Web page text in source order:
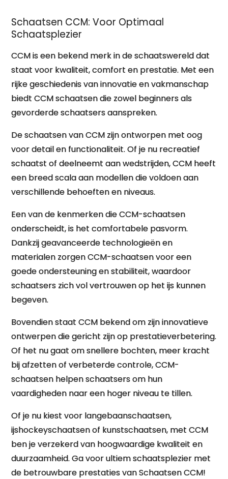
Schaatsen CCM: Voor Optimaal
Schaatsplezier
CCM is een bekend merk in de schaatswereld dat
staat voor kwaliteit, comfort en prestatie. Met een
rijke geschiedenis van innovatie en vakmanschap
biedt CCM schaatsen die zowel beginners als
gevorderde schaatsers aanspreken.
De schaatsen van CCM zijn ontworpen met oog
voor detail en functionaliteit. Of je nu recreatief
schaatst of deelneemt aan wedstrijden, CCM heeft
een breed scala aan modellen die voldoen aan
verschillende behoeften en niveaus.
Een van de kenmerken die CCM-schaatsen
onderscheidt, is het comfortabele pasvorm.
Dankzij geavanceerde technologieën en
materialen zorgen CCM-schaatsen voor een
goede ondersteuning en stabiliteit, waardoor
schaatsers zich vol vertrouwen op het ijs kunnen
begeven.
Bovendien staat CCM bekend om zijn innovatieve
ontwerpen die gericht zijn op prestatieverbetering.
Of het nu gaat om snellere bochten, meer kracht
bij afzetten of verbeterde controle, CCM-
schaatsen helpen schaatsers om hun
vaardigheden naar een hoger niveau te tillen.
Of je nu kiest voor langebaanschaatsen,
ijshockeyschaatsen of kunstschaatsen, met CCM
ben je verzekerd van hoogwaardige kwaliteit en
duurzaamheid. Ga voor ultiem schaatsplezier met
de betrouwbare prestaties van Schaatsen CCM!